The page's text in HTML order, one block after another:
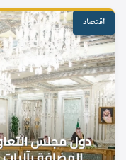
اقتصاد